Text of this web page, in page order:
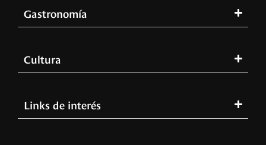
Gastronomía
Cultura
Links de interés